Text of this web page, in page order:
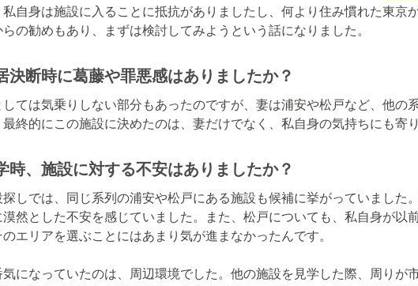
私自身は施設に入ることに抵抗がありましたし、何より住み慣れた東京
らの勧めもあり、まずは検討してみようという話になりました。
決断時に葛藤や罪悪感はありましたか？
しては気乗りしない部分もあったのですが、妻は浦安や松戸など、他の
最終的にこの施設に決めたのは、妻だけでなく、私自身の気持ちにも寄
時、施設に対する不安はありましたか？
探しでは、同じ系列の浦安や松戸にある施設も候補に挙がっていました
漠然とした不安を感じていました。また、松戸についても、私自身が以
のエリアを選ぶことにはあまり気が進まなかったんです。
気になっていたのは、周辺環境でした。他の施設を見学した際、周りが